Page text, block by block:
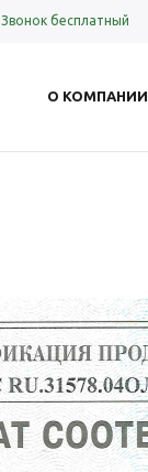
Звонок бесплатный
О КОМПАНИИ